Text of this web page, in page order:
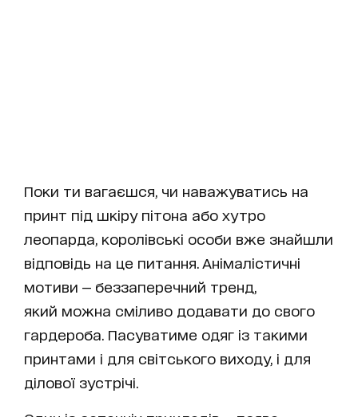
Поки ти вагаєшся, чи наважуватись на
принт під шкіру пітона або хутро
леопарда, королівські особи вже знайшли
відповідь на це питання. Анімалістичні
мотиви — беззаперечний тренд,
який можна сміливо додавати до свого
гардероба. Пасуватиме одяг із такими
принтами і для світського виходу, і для
ділової зустрічі.